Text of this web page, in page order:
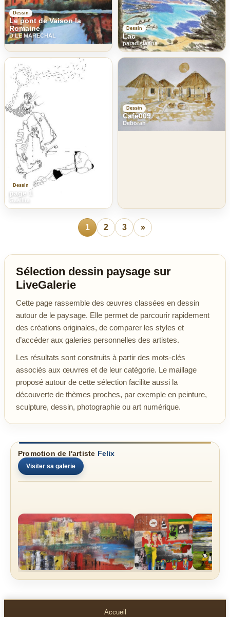
Dessin
Le pont de Vaison la
Romaine
D LE MARECHAL
Dessin
Lac
paradisianna
Dessin
page 1
Gaellita
Dessin
Café009
Deborah
1 2 3 »
Sélection dessin paysage sur
LiveGalerie
Cette page rassemble des œuvres classées en dessin
autour de le paysage. Elle permet de parcourir rapidement
des créations originales, de comparer les styles et
d’accéder aux galeries personnelles des artistes.
Les résultats sont construits à partir des mots-clés
associés aux œuvres et de leur catégorie. Le maillage
proposé autour de cette sélection facilite aussi la
découverte de thèmes proches, par exemple en peinture,
sculpture, dessin, photographie ou art numérique.
Promotion de l'artiste Felix
Visiter sa galerie
Accueil